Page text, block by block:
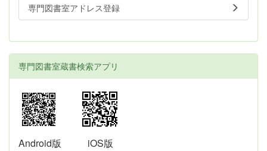
専門図書室アドレス登録
専門図書室蔵書検索アプリ
Android版 iOS版